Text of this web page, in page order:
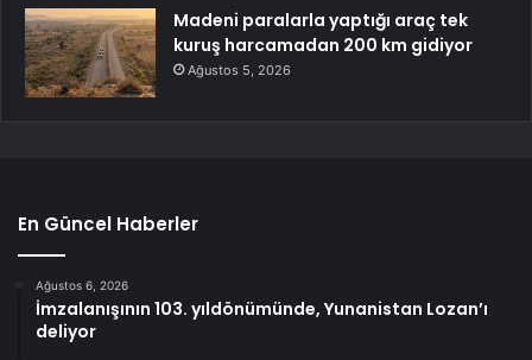
Madeni paralarla yaptığı araç tek
kuruş harcamadan 200 km gidiyor
Ağustos 5, 2026
En Güncel Haberler
Ağustos 6, 2026
İmzalanışının 103. yıldönümünde, Yunanistan Lozan’ı
deliyor